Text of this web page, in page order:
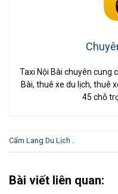
Taxi Nội Bài chuyên cung
Bài, thuê xe du lịch, thuê
45 chỗ
Cẩm Lang Du Lịch .
Bài viết liên quan: